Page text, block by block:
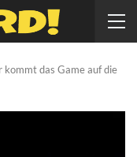
das Game auf die